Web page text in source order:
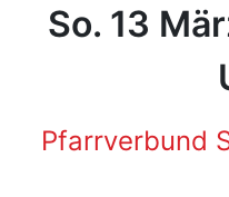
So. 13
Pfarrverbund